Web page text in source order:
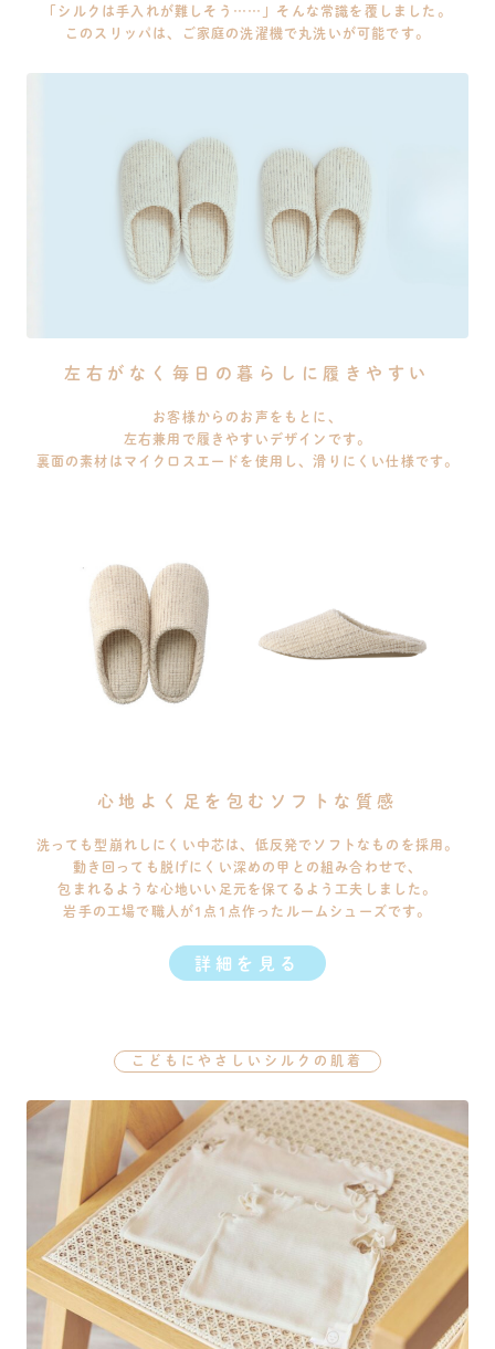
「シルクは手入れが難しそう……」そんな常識を覆しました。
このスリッパは、ご家庭の洗濯機で丸洗いが可能です。
左右がなく毎日の暮らしに履きやすい
お客様からのお声をもとに、
左右兼用で履きやすいデザインです。
裏面の素材はマイクロスエードを使用し、滑りにくい仕様です。
心地よく足を包むソフトな質感
洗っても型崩れしにくい中芯は、低反発でソフトなものを採用。
動き回っても脱げにくい深めの甲との組み合わせで、
包まれるような心地いい足元を保てるよう工夫しました。
岩手の工場で職人が1点1点作ったルームシューズです。
詳細を見る
こどもにやさしいシルクの肌着